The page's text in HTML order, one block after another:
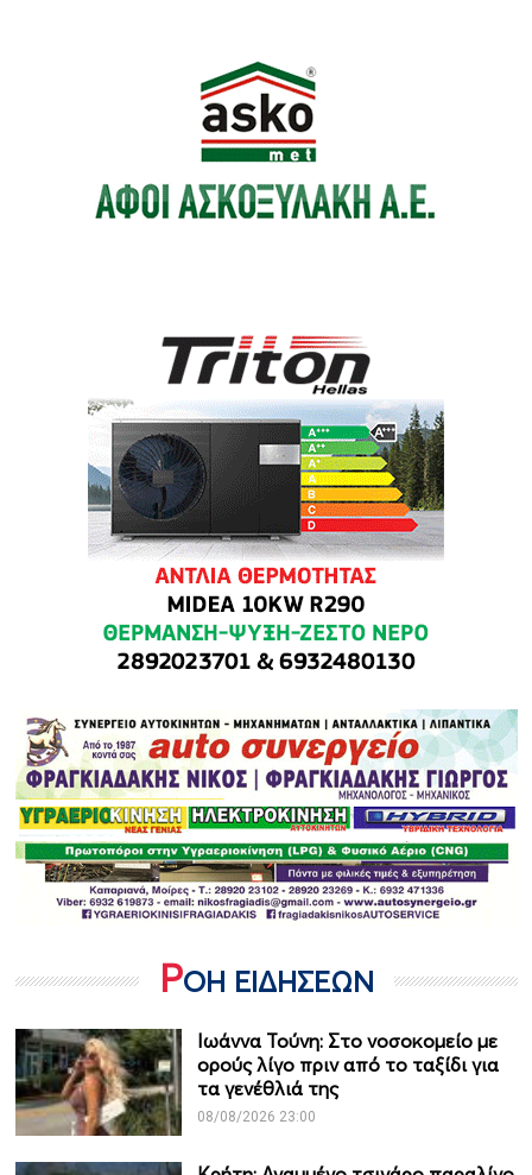
ΡΟΗ ΕΙΔΗΣΕΩΝ
Ιωάννα Τούνη: Στο νοσοκομείο με
ορούς λίγο πριν από το ταξίδι για
τα γενέθλιά της
08/08/2026 23:00